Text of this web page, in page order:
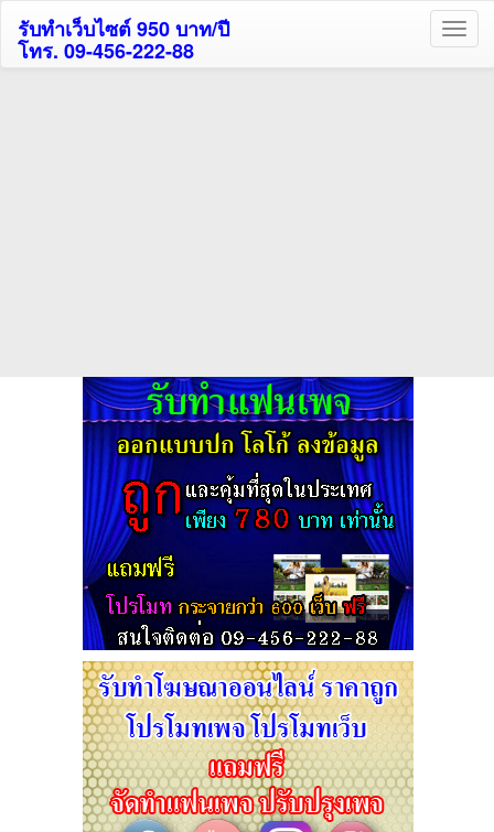
รับทำเว็บไซต์ 950 บาท/ปี
โทร. 09-456-222-88